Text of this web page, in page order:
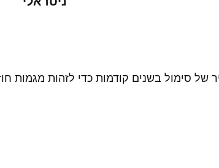
של סימול בשנים קודמות כדי לזהות מגמות